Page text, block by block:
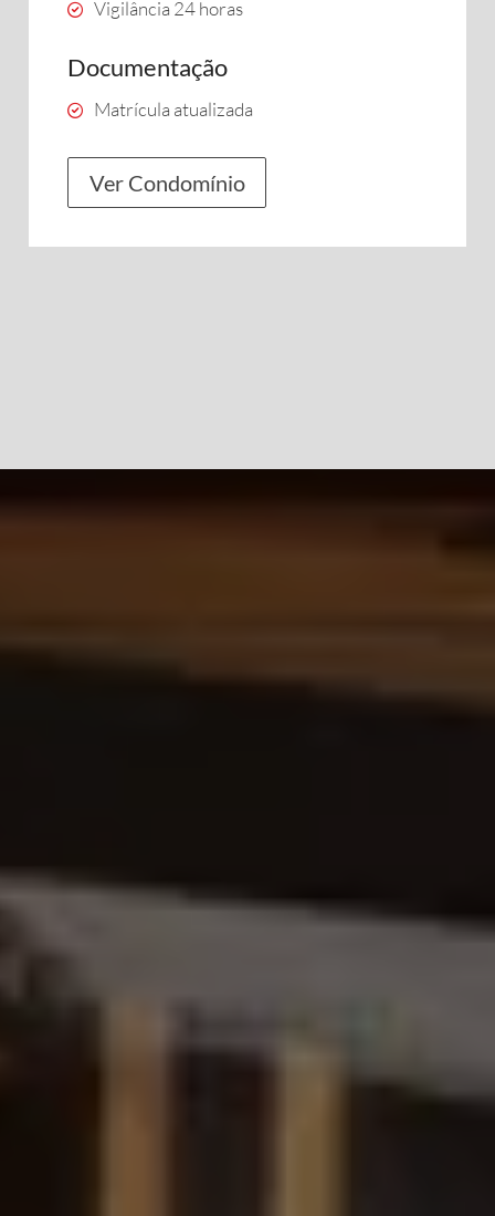
Vigilância 24 horas
Documentação
Matrícula atualizada
Ver Condomínio